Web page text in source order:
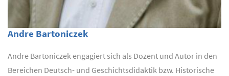
Andre Bartoniczek
Andre Bartoniczek engagiert sich als Dozent und Autor in den
Bereichen Deutsch- und Geschichtsdidaktik bzw. Historische